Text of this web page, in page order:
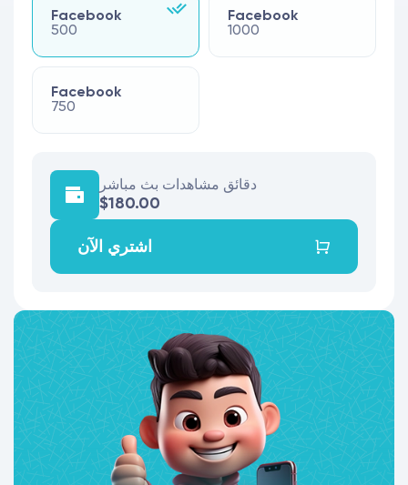
Facebook
500
Facebook
1000
Facebook
750
دقائق مشاهدات بث مباشر
$180.00
اشتري الآن